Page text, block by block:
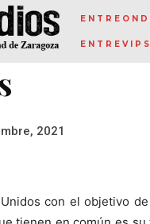
ENTREVIPS
2021
con el objetivo